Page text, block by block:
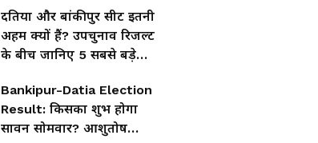
दतिया और बांकीपुर सीट इतनी
अहम क्यों हैं? उपचुनाव रिजल्ट
के बीच जानिए 5 सबसे बड़े
Bankipur-Datia Election
Result: किसका शुभ होगा
सावन सोमवार? आशुतोष